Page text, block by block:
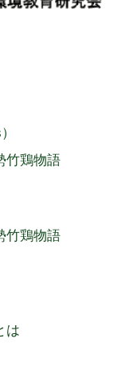
竹鶏物語
竹鶏物語
は